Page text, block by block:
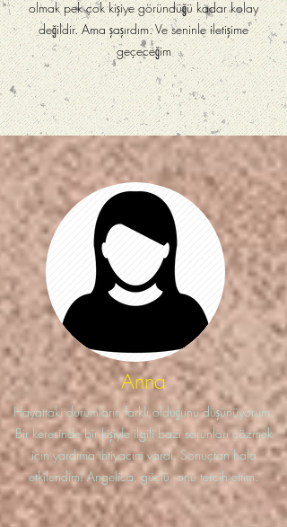
olmak pek çok kişiye göründüğü kadar kolay
değildir. Ama şaşırdım. Ve seninle iletişime
geçeceğim
Anna
Hayattaki durumların farklı olduğunu düşünüyorum.
Bir keresinde bir kişiyle ilgili bazı sorunları çözmek
için yardıma ihtiyacım vardı. Sonuçtan hala
etkilendim! Angelica, güçlü, onu tercih ettim.